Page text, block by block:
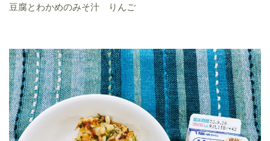
豆腐とわかめのみそ汁 りんご